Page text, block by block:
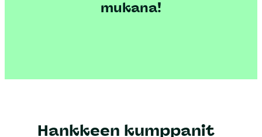
mukana!
Hankkeen kumppanit